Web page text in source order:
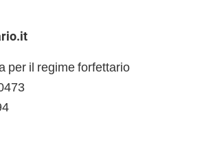
per il regime forfettario